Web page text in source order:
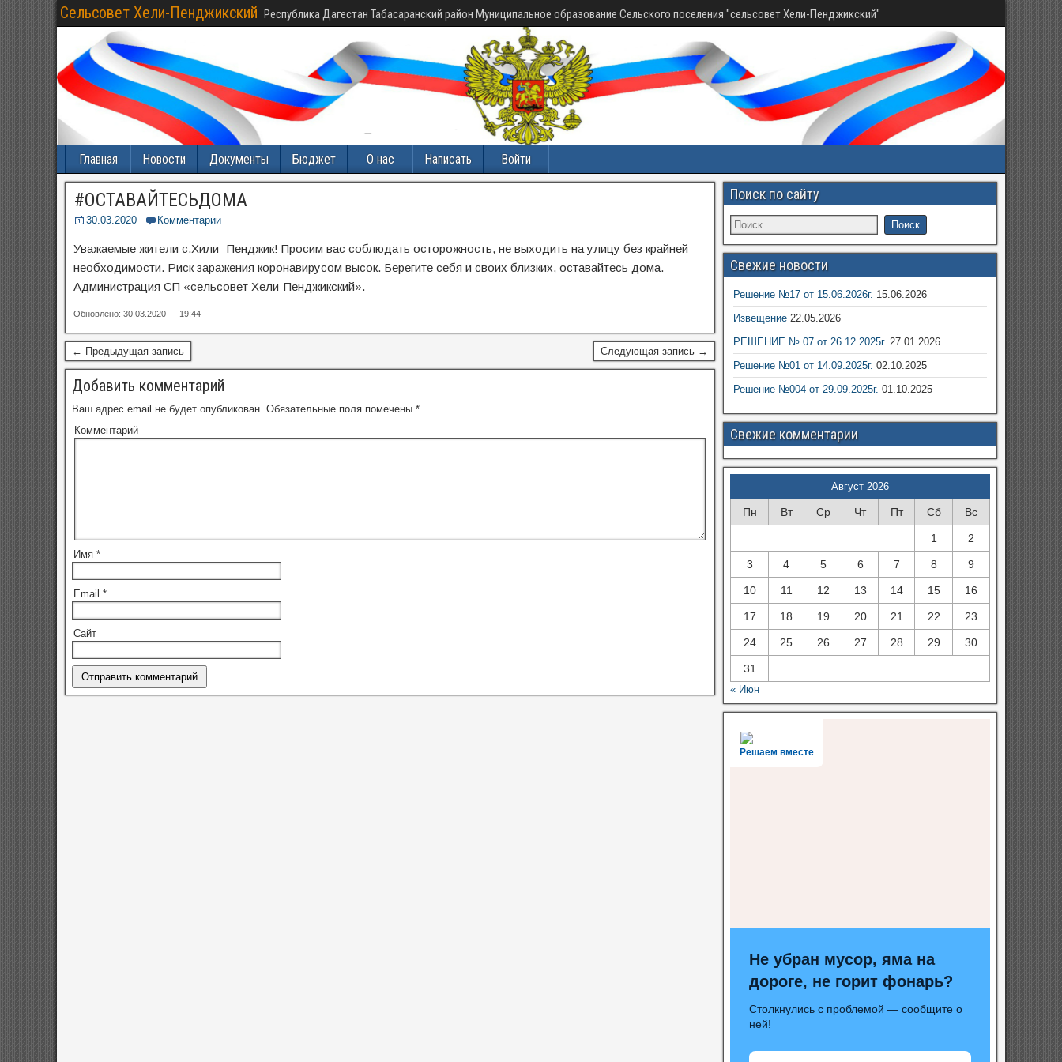
Сельсовет Хели-Пенджикский Республика Дагестан Табасаранский район Муниципальное образование Сельского поселения "сельсовет Хели-Пенджикский"
Главная Новости Документы Бюджет О нас Написать Войти
#ОСТАВАЙТЕСЬДОМА
30.03.2020 Комментарии
Уважаемые жители с.Хили- Пенджик! Просим вас соблюдать осторожность, не выходить на улицу без крайней
необходимости. Риск заражения коронавирусом высок. Берегите себя и своих близких, оставайтесь дома.
Администрация СП «сельсовет Хели-Пенджикский».
Обновлено: 30.03.2020 — 19:44
← Предыдущая запись Следующая запись →
Добавить комментарий
Ваш адрес email не будет опубликован. Обязательные поля помечены *
Комментарий
Имя *
Email *
Сайт
Поиск по сайту
Свежие новости
Решение №17 от 15.06.2026г. 15.06.2026
Извещение 22.05.2026
РЕШЕНИЕ № 07 от 26.12.2025г. 27.01.2026
Решение №01 от 14.09.2025г. 02.10.2025
Решение №004 от 29.09.2025г. 01.10.2025
Свежие комментарии
Август 2026
Пн Вт Ср Чт Пт Сб Вс
1 2
3 4 5 6 7 8 9
10 11 12 13 14 15 16
17 18 19 20 21 22 23
24 25 26 27 28 29 30
31
« Июн
Решаем вместе
Не убран мусор, яма на
дороге, не горит фонарь?
Столкнулись с проблемой — сообщите о
ней!